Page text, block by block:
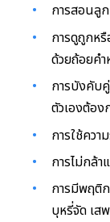
การสอนลู
การดูถูกห
ด้วยถ้อยคำ
การบังคับ
ตัวเองต้อง
การใช้คว
การไม่กล้
การมีพฤติ
บุหรี่จัด เส